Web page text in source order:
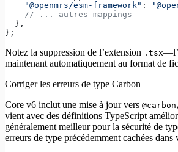
    "@openmrs/esm-framework"
:
    // ... autres mappings
  },
};
Notez la suppression de l’extension .tsx
maintenant automatiquement au format de
Corriger les erreurs de type Carbon
Core v6 inclut une mise à jour vers
vient avec des définitions TypeScript
généralement meilleur pour la sécurité de
erreurs de type précédemment cachées dans